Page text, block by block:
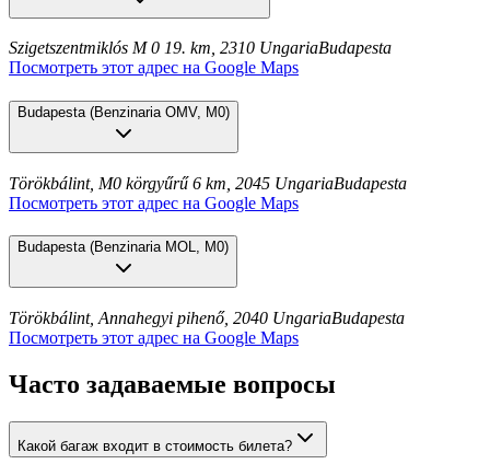
Szigetszentmiklós M 0 19. km, 2310 UngariaBudapesta
Посмотреть этот адрес на Google Maps
Budapesta(Benzinaria OMV, M0)
Törökbálint, M0 körgyűrű 6 km, 2045 UngariaBudapesta
Посмотреть этот адрес на Google Maps
Budapesta(Benzinaria MOL, M0)
Törökbálint, Annahegyi pihenő, 2040 UngariaBudapesta
Посмотреть этот адрес на Google Maps
Часто задаваемые вопросы
Какой багаж входит в стоимость билета?